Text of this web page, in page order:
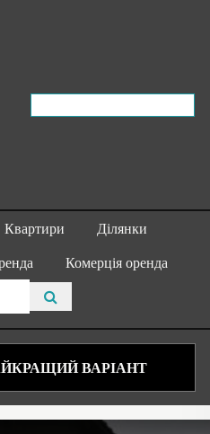
Квартири
Ділянки
Комерція оренда
ВАРІАНТ